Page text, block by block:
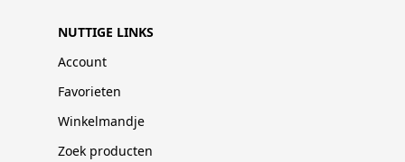
NUTTIGE LINKS
Account
Favorieten
Winkelmandje
Zoek producten